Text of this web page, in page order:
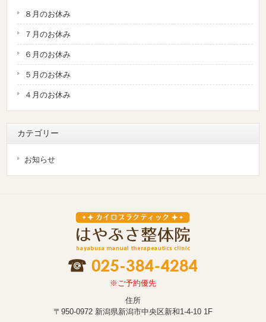
８月のお休み
７月のお休み
６月のお休み
５月のお休み
４月のお休み
カテゴリー
お知らせ
※ご予約優先
住所
〒950-0972 新潟県新潟市中央区新和1-4-10 1F